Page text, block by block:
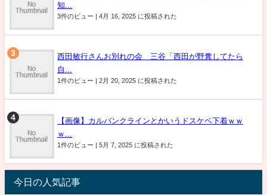
知...
3件のビュー | 4月 16, 2025 に投稿された
西田敏行さんお別れの会 三谷「西田が野糞してたら
自...
1件のビュー | 2月 20, 2025 に投稿された
【画像】カルバンクラインとかいうドスケベ下着ｗｗ
ｗ...
1件のビュー | 5月 7, 2025 に投稿された
今日の人気記事